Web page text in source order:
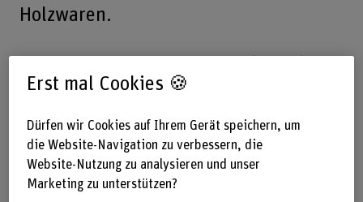
Holzwaren.
die Berner Fachhochschule BFH
beauftragt, den Holzendverbrauch
über mehrere Jahre auszuwerten und
abzubilden. Die kompakten Studien
zeigen aktuelle Entwicklungen sowie
Erst mal Cookies 🍪
Dürfen wir Cookies auf Ihrem Gerät speichern, um
die Website-Navigation zu verbessern, die
Website-Nutzung zu analysieren und unser
Marketing zu unterstützen?